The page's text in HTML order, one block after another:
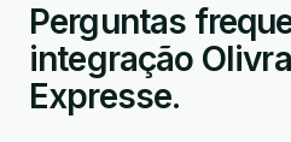
Perguntas
integração
Expresse.